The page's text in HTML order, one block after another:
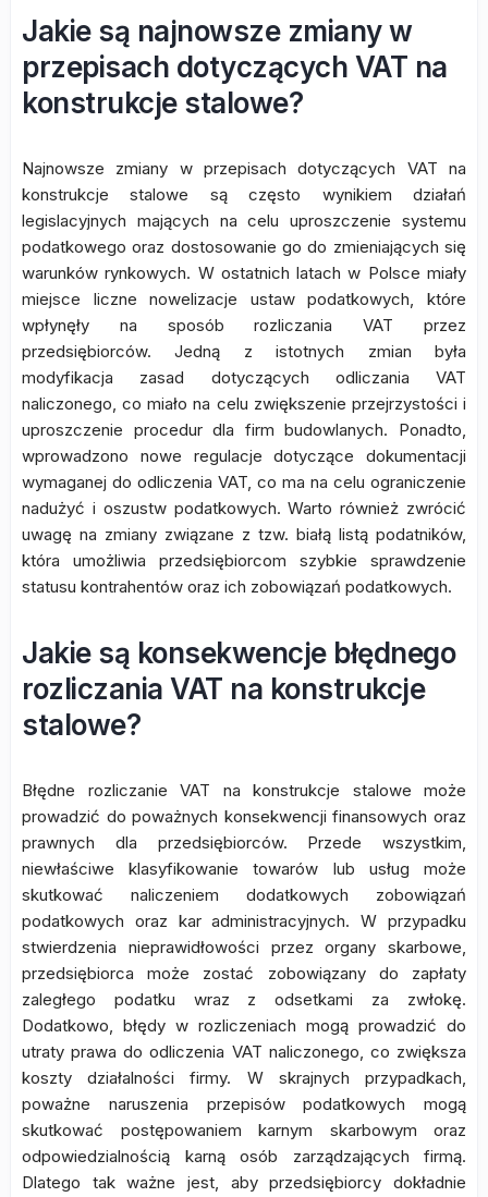
Jakie są najnowsze zmiany w
przepisach dotyczących VAT na
konstrukcje stalowe?
Najnowsze zmiany w przepisach dotyczących VAT na
konstrukcje stalowe są często wynikiem działań
legislacyjnych mających na celu uproszczenie systemu
podatkowego oraz dostosowanie go do zmieniających się
warunków rynkowych. W ostatnich latach w Polsce miały
miejsce liczne nowelizacje ustaw podatkowych, które
wpłynęły na sposób rozliczania VAT przez
przedsiębiorców. Jedną z istotnych zmian była
modyfikacja zasad dotyczących odliczania VAT
naliczonego, co miało na celu zwiększenie przejrzystości i
uproszczenie procedur dla firm budowlanych. Ponadto,
wprowadzono nowe regulacje dotyczące dokumentacji
wymaganej do odliczenia VAT, co ma na celu ograniczenie
nadużyć i oszustw podatkowych. Warto również zwrócić
uwagę na zmiany związane z tzw. białą listą podatników,
która umożliwia przedsiębiorcom szybkie sprawdzenie
statusu kontrahentów oraz ich zobowiązań podatkowych.
Jakie są konsekwencje błędnego
rozliczania VAT na konstrukcje
stalowe?
Błędne rozliczanie VAT na konstrukcje stalowe może
prowadzić do poważnych konsekwencji finansowych oraz
prawnych dla przedsiębiorców. Przede wszystkim,
niewłaściwe klasyfikowanie towarów lub usług może
skutkować naliczeniem dodatkowych zobowiązań
podatkowych oraz kar administracyjnych. W przypadku
stwierdzenia nieprawidłowości przez organy skarbowe,
przedsiębiorca może zostać zobowiązany do zapłaty
zaległego podatku wraz z odsetkami za zwłokę.
Dodatkowo, błędy w rozliczeniach mogą prowadzić do
utraty prawa do odliczenia VAT naliczonego, co zwiększa
koszty działalności firmy. W skrajnych przypadkach,
poważne naruszenia przepisów podatkowych mogą
skutkować postępowaniem karnym skarbowym oraz
odpowiedzialnością karną osób zarządzających firmą.
Dlatego tak ważne jest, aby przedsiębiorcy dokładnie